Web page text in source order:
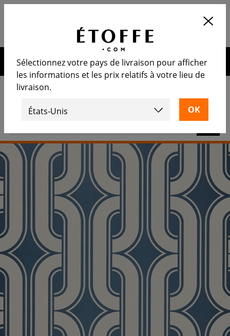
Calculez le nombre de rouleaux
nécessaire
OUVRIR
inscrivant à notre newsletter
Sélectionnez votre pays de livraison pour afficher
les informations et les prix relatifs à votre lieu de
livraison.